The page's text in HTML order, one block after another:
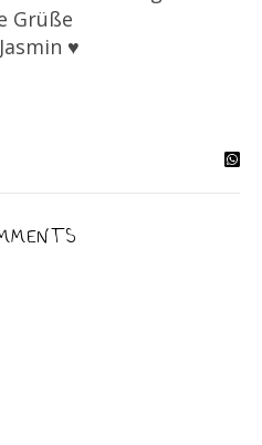
Grüße
♥